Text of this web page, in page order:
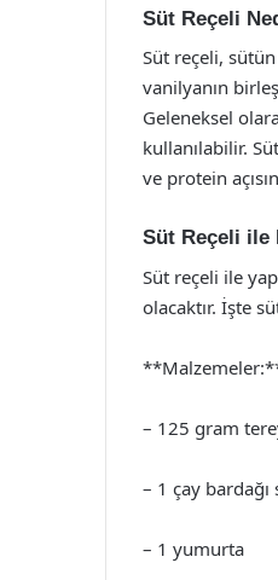
Süt Reçeli
Süt reçeli, sütün
vanilyanın
Geleneksel
kullanılabilir.
ve protein
Süt Reçeli ile
Süt reçeli ile
olacaktır. İşte
– 125 gram
– 1 çay bardağı
– 1 yumurta